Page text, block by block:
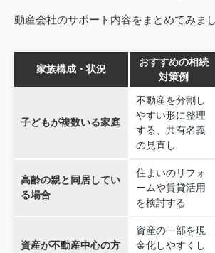
動産会社のサポート内容をまとめてみまし
家族構成・状況
おすすめの相続
対策例
子どもが複数いる家庭
不動産を分割し
やすい形に整理
する、共有名義
の見直し
高齢の親と同居してい
る場合
住まいのリフォ
ームや賃貸活用
を検討する
資産が不動産中心の方
資産の一部を現
金化しやすくし